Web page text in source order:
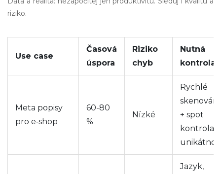
riziko.
Use case
Časová
úspora
Riziko
chyb
Nutná
kontrola
Meta popisy
pro e‑shop
60-80
%
Nízké
Rychlé
skenování
+ spot
kontrola
Jazyk,